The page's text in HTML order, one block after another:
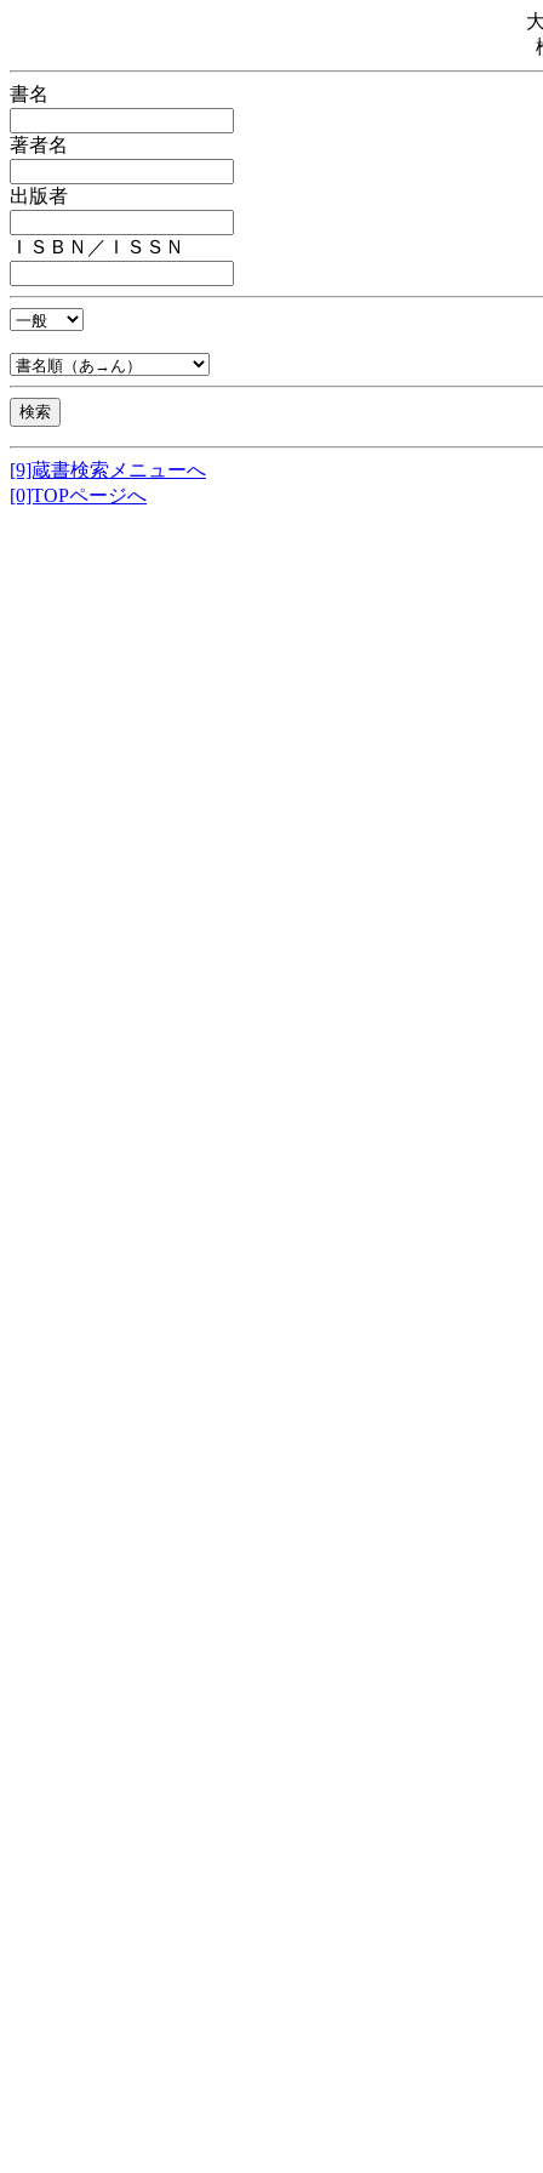
書名
著者名
出版者
ＩＳＢＮ／ＩＳＳＮ
[9]蔵書検索メニューへ
[0]TOPページへ